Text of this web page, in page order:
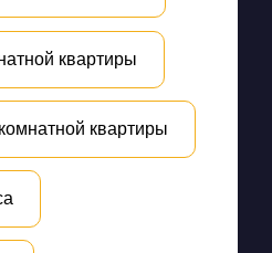
квартиры
квартиры